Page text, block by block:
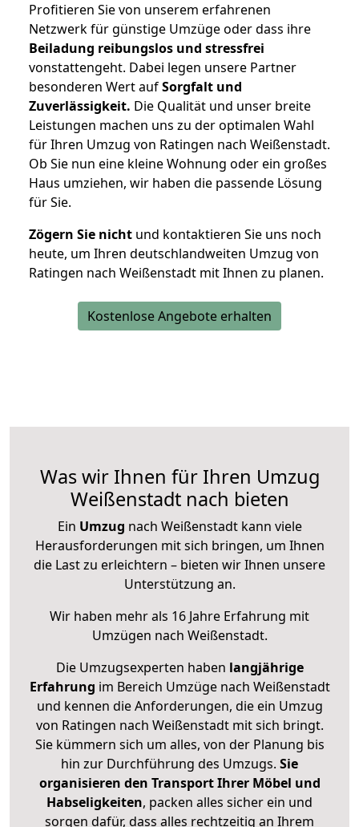
Profitieren Sie von unserem erfahrenen
Netzwerk für günstige Umzüge oder dass ihre
Beiladung reibungslos und stressfrei
vonstattengeht. Dabei legen unsere Partner
besonderen Wert aufSorgfalt und
Zuverlässigkeit. Die Qualität und unser breite
Leistungen machen uns zu der optimalen Wahl
für Ihren Umzug von Ratingen nach Weißenstadt.
Ob Sie nun eine kleine Wohnung oder ein großes
Haus umziehen, wir haben die passende Lösung
für Sie.
Zögern Sie nicht und kontaktieren Sie uns noch
heute, um Ihren deutschlandweiten Umzug von
Ratingen nach Weißenstadt mit Ihnen zu planen.
Kostenlose Angebote erhalten
Was wir Ihnen für Ihren Umzug
Weißenstadt nach bieten
Ein Umzug nach Weißenstadt kann viele
Herausforderungen mit sich bringen, um Ihnen
die Last zu erleichtern – bieten wir Ihnen unsere
Unterstützung an.
Wir haben mehr als 16 Jahre Erfahrung mit
Umzügen nach Weißenstadt.
Die Umzugsexperten haben langjährige
Erfahrung im Bereich Umzüge nach Weißenstadt
und kennen die Anforderungen, die ein Umzug
von Ratingen nach Weißenstadt mit sich bringt.
Sie kümmern sich um alles, von der Planung bis
hin zur Durchführung des Umzugs. Sie
organisieren den Transport Ihrer Möbel und
Habseligkeiten, packen alles sicher ein und
sorgen dafür, dass alles rechtzeitig an Ihrem